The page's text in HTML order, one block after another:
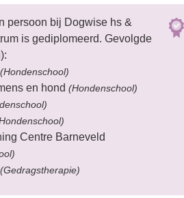
persoon bij Dogwise hs &
is gediplomeerd. Gevolgde
(Hondenschool)
en hond (Hondenschool)
Centre Barneveld
(Gedragstherapie)